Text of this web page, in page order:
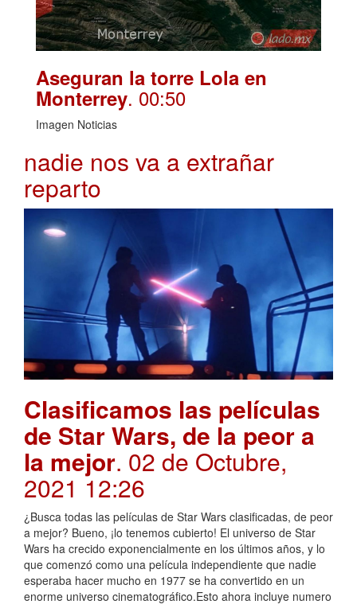
Aseguran la torre Lola en
Monterrey. 00:50
Imagen Noticias
nadie nos va a extrañar
reparto
Clasificamos las películas
de Star Wars, de la peor a
la mejor. 02 de Octubre,
2021 12:26
¿Busca todas las películas de Star Wars clasificadas, de peor
a mejor? Bueno, ¡lo tenemos cubierto! El universo de Star
Wars ha crecido exponencialmente en los últimos años, y lo
que comenzó como una película independiente que nadie
esperaba hacer mucho en 1977 se ha convertido en un
enorme universo cinematográfico.Esto ahora incluye numero